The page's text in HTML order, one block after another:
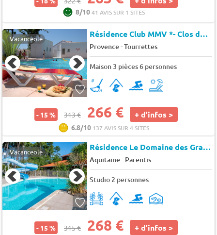
8/1041 AVIS SUR 1 SITES
Vacanceole Résidence Club MMV *- Clos de Tourrettes
Provence-Tourrettes
Maison 3 pièces 6 personnes
- 15 % 313 € 266 € + d'infos >
6.8/10 137 AVIS SUR 4 SITES
Vacanceole Résidence Le Domaine des Grands Lacs
Aquitaine- Parentis
Studio 2 personnes
- 15 % 315 € 268 € + d'infos >